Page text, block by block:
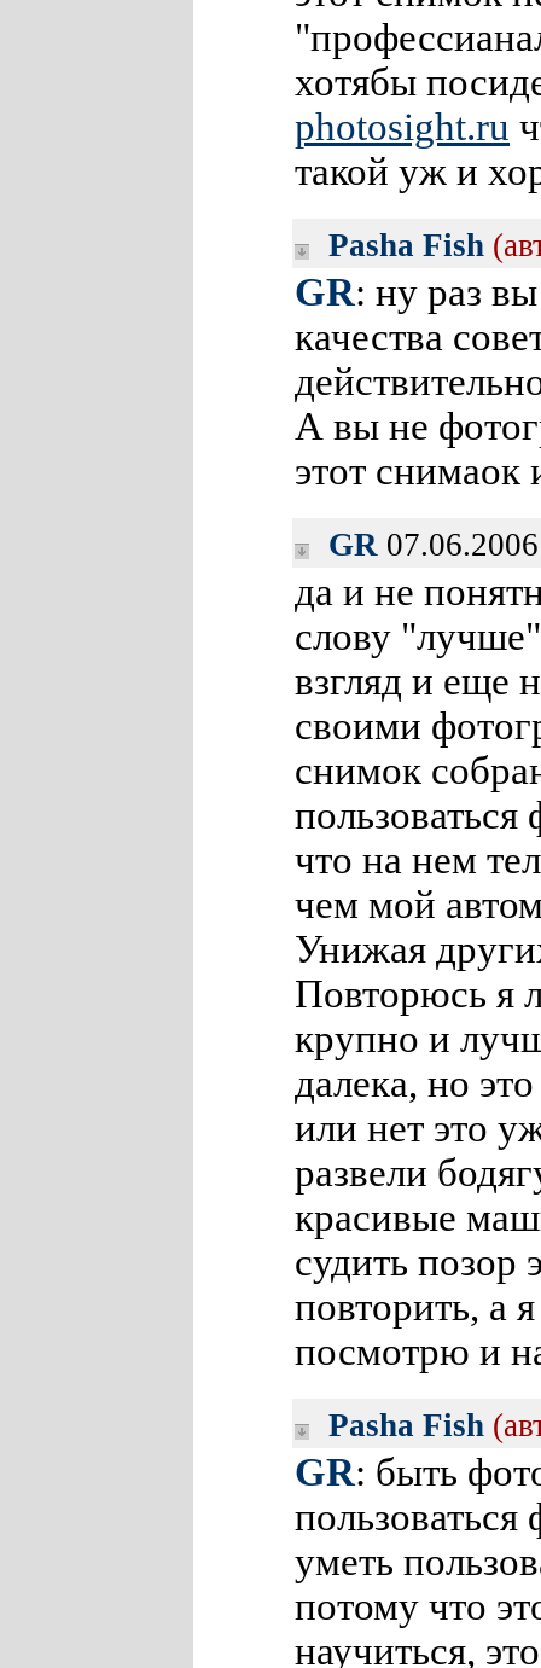
хотябы
photosight.ru
такой уж и
Pasha Fish
GR: ну раз
качества
А вы не
этот снимаок
GR
да и не
слову
взгляд и еще
своими
снимок
что на нем
чем мой
Унижая
Повторюсь я
крупно и
далека, но
или нет это
развели
красивые
судить позор
повторить, а
посмотрю и
Pasha Fish
GR: быть
уметь
потому что
научиться,